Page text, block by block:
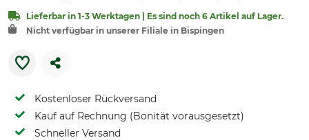
Lieferbar in 1-3 Werktagen | Es sind noch 6 Artikel auf Lager.
Nicht verfügbar in unserer Filiale in Bispingen
Kostenloser Rückversand
Kauf auf Rechnung (Bonität vorausgesetzt)
Schneller Versand